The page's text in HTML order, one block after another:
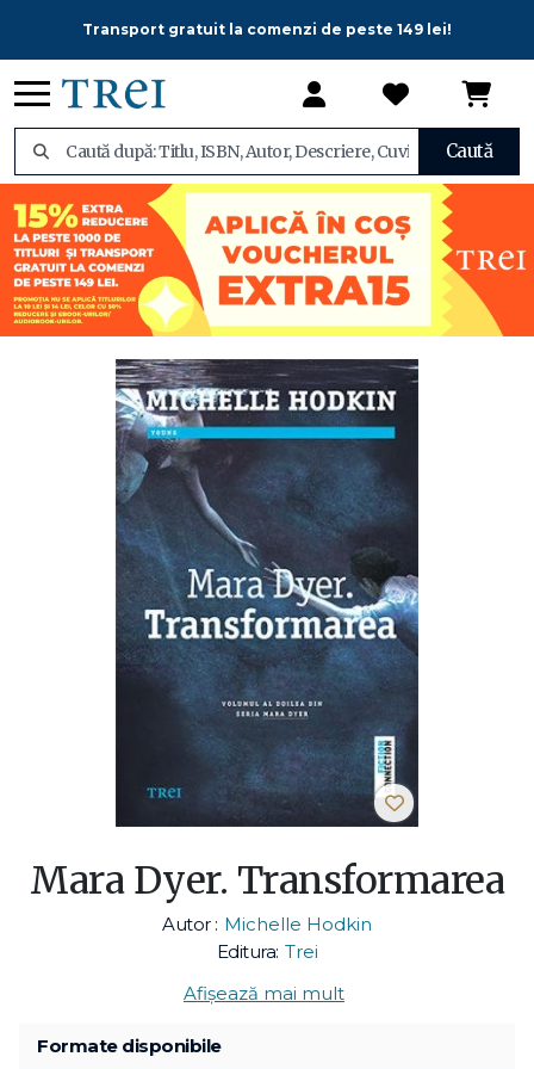
Transport gratuit la comenzi de peste 149 lei!
Caută
Mara Dyer. Transformarea
Autor : Michelle Hodkin
Editura: Trei
Afișează mai mult
Formate disponibile